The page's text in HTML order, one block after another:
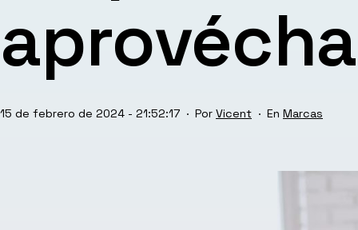
Publicada
15 de febrero de 2024 - 21:52:17 Por Vicent
Categorizado
Marcas